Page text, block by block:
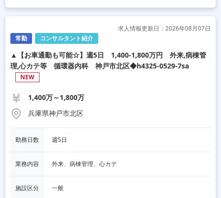
常勤 コンサルタント紹介
求人情報更新日：2026年08月07日
▲【お車通勤も可能☆】週5日 1,400-1,800万円 外来,病棟管
理,心カテ等 循環器内科 神戸市北区◆h4325-0529-7sa
NEW
1,400万～1,800万
兵庫県神戸市北区
勤務日数 週5日
業務内容 外来、病棟管理、心カテ
施設区分 一般